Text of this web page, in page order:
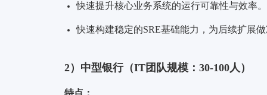
快速提升核心业务系统的运行可靠性与效率。
快速构建稳定的SRE基础能力，为后续扩展
2）中型银行（IT团队规模：30-100人）